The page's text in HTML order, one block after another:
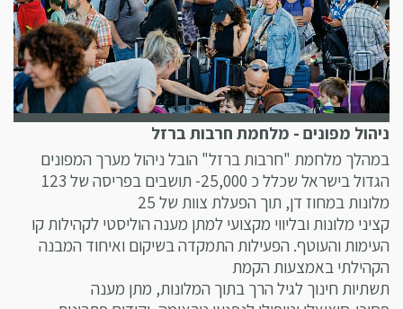
ניהול מפונים - מלחמת חרבות ברזל
במהלך מלחמת "חרבות ברזל" הובל ניהול מערך המפונים
הגדול בישראל שכלל כ 25,000- תושבים בפריסה של 123
מלונות במחוז דן, תוך הפעלת צוות של 25
קציני מלונות ובליווי מקצועי למתן מענה הוליסטי לקהילות קו
העימות והעוטף. הפעילות התמקדה בשיקום ואיחוד המבנה
הקהילתי באמצעות הקמת
תשתיות חינוך לגיל הרך בתוך המלונות, מתן מענה